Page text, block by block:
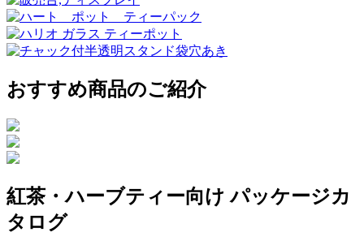
おすすめ商品のご紹介
紅茶・ハーブティー向け パッケージカ
タログ